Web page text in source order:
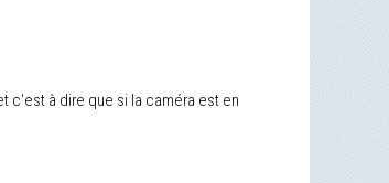
c'est à dire que si la caméra est en